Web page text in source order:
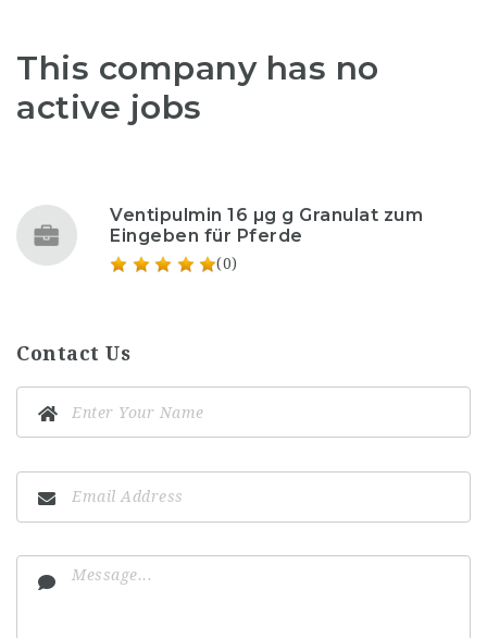
This company has no
active jobs
Ventipulmin 16 µg g Granulat zum
Eingeben für Pferde
(0)
Contact Us